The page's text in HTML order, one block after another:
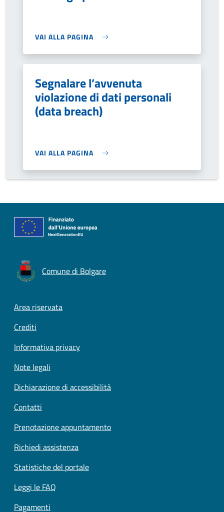
VAI ALLA PAGINA
Segnalare l’avvenuta
violazione di dati personali
(data breach)
VAI ALLA PAGINA
Comune di Bolgare
Footer menu
Area riservata
Crediti
Informativa privacy
Note legali
Dichiarazione di accessibilità
Contatti
Prenotazione appuntamento
Richiedi assistenza
Statistiche del portale
Leggi le FAQ
Pagamenti